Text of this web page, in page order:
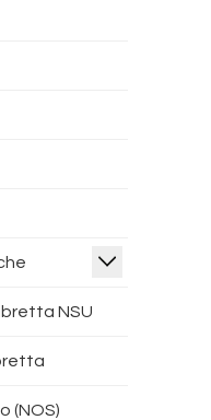
NSU
(NOS)